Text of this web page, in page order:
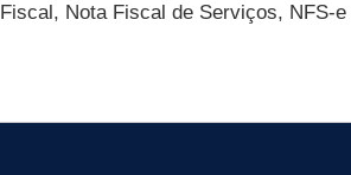
Nota Fiscal de Serviços, NFS-e